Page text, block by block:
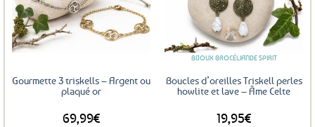
options
peuvent
être
choisies
sur
Ajouter
aux
favoris
Gourmette 3 triskells – Argent ou
plaqué or
69,99€
Ajouter
aux
favoris
BIJOUX BROCÉLIANDE SPIRIT
Boucles d’oreilles Triskell perles
howlite et lave – Âme Celte
19,95€